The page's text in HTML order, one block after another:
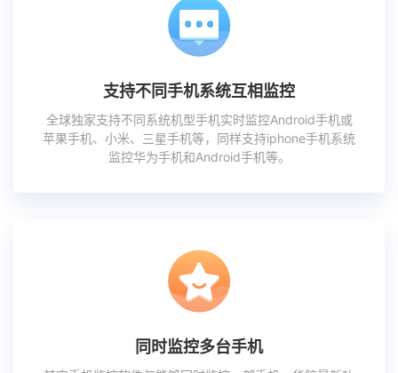
支持不同手机系统互相监控
全球独家支持不同系统机型手机实时监控Android手机或
苹果手机、小米、三星手机等，同样支持iphone手机系统
监控华为手机和Android手机等。
同时监控多台手机